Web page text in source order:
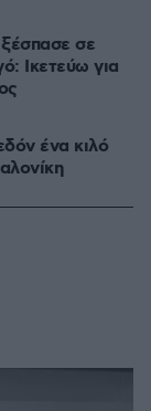
σε
Ικετεύω για
ένα κιλό